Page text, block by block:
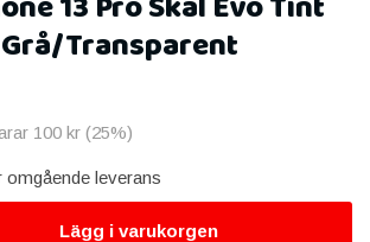
Transparent
100 kr (25%)
omgående leverans
Lägg i varukorgen